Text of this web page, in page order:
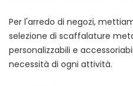
Per l'arredo di negozi,
selezione di scaffalature
personalizzabili e
necessità di ogni attività.